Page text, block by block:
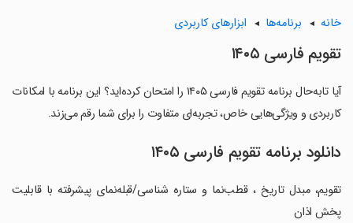
خانه برنامه‌ها ابزارهای کاربردی
‏‏تقویم فارسی ۱۴۰۵
آیا تابه‌حال برنامه ‏‏تقویم فارسی ۱۴۰۵ را امتحان کرده‌اید؟ این برنامه با امکانات
کاربردی و ویژگی‌هایی خاص، تجربه‌ای متفاوت را برای شما رقم می‌زند.
دانلود برنامه ‏‏تقویم فارسی ۱۴۰۵
‏‏‏‏تقویم، مبدل تاریخ ، قطب‌نما و ستاره شناسی/قبله‌نمای پیشرفته با قابلیت
پخش اذان